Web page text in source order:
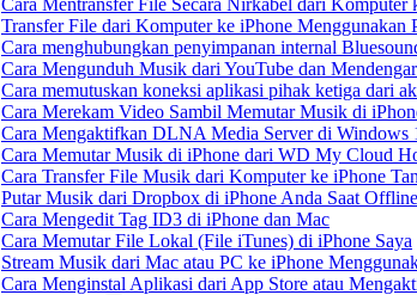
Cara Mentransfer File Secara Nirkabel dari
Transfer File dari Komputer ke iPhone Menggunakan
Cara menghubungkan penyimpanan internal
Cara Mengunduh Musik dari YouTube dan
Cara memutuskan koneksi aplikasi pihak ketiga dari
Cara Merekam Video Sambil Memutar Musik di
Cara Mengaktifkan DLNA Media Server di Windows
Cara Memutar Musik di iPhone dari WD My Cloud
Cara Transfer File Musik dari Komputer ke iPhone
Putar Musik dari Dropbox di iPhone Anda Saat Offline
Cara Mengedit Tag ID3 di iPhone dan Mac
Cara Memutar File Lokal (File iTunes) di iPhone Saya
Stream Musik dari Mac atau PC ke iPhone
Cara Menginstal Aplikasi dari App Store atau